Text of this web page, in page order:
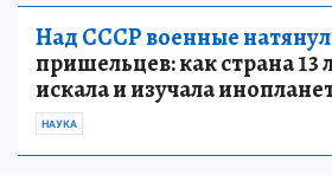
Над СССР военные
пришельцев: как страна 13
искала и изучала
НАУКА